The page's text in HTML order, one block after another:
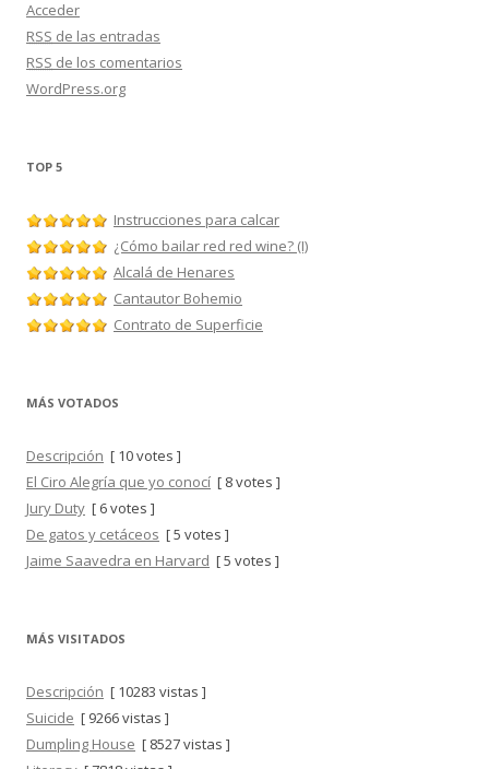
Acceder
RSS de las entradas
RSS de los comentarios
WordPress.org
TOP 5
Instrucciones para calcar
¿Cómo bailar red red wine? (I)
Alcalá de Henares
Cantautor Bohemio
Contrato de Superficie
MÁS VOTADOS
Descripción [ 10 votes ]
El Ciro Alegría que yo conocí [ 8 votes ]
Jury Duty [ 6 votes ]
De gatos y cetáceos [ 5 votes ]
Jaime Saavedra en Harvard [ 5 votes ]
MÁS VISITADOS
Descripción [ 10283 vistas ]
Suicide [ 9266 vistas ]
Dumpling House [ 8527 vistas ]